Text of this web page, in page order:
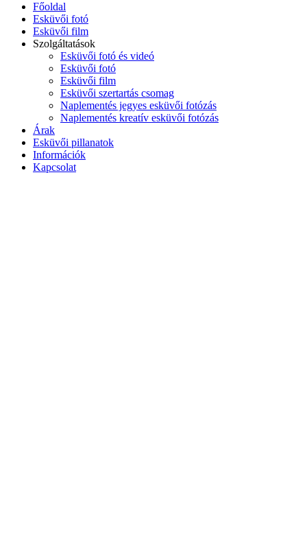
Főoldal
Esküvői fotó
Esküvői film
Szolgáltatások
Esküvői fotó és videó
Esküvői fotó
Esküvői film
Esküvői szertartás csomag
Naplementés jegyes esküvői fotózás
Naplementés kreatív esküvői fotózás
Árak
Esküvői pillanatok
Információk
Kapcsolat